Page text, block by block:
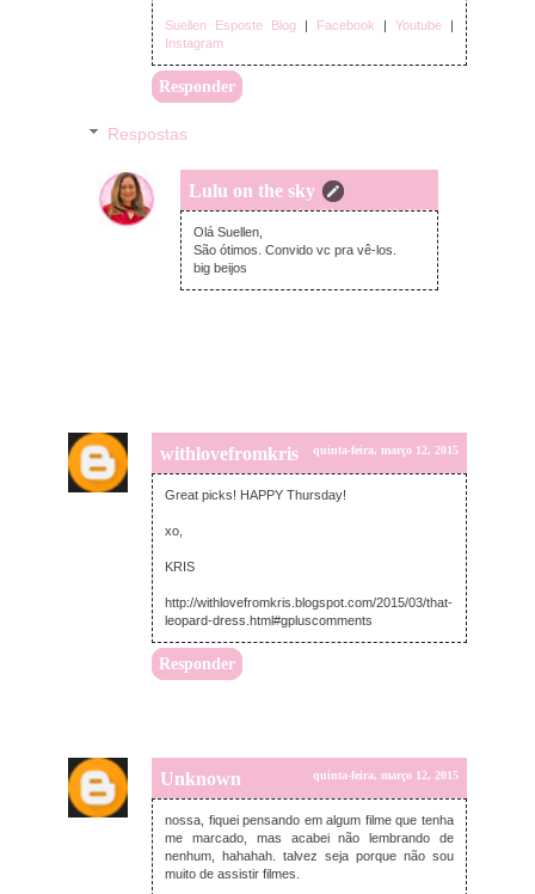
Suellen Esposte Blog | Facebook | Youtube |
Instagram
Responder
Respostas
Lulu on the sky
quinta-feira, março 12, 2015
Olá Suellen,
São ótimos. Convido vc pra vê-los.
big beijos
withlovefromkris quinta-feira, março 12, 2015
Great picks! HAPPY Thursday!
xo,
KRIS
http://withlovefromkris.blogspot.com/2015/03/that-
leopard-dress.html#gpluscomments
Responder
Unknown quinta-feira, março 12, 2015
nossa, fiquei pensando em algum filme que tenha
me marcado, mas acabei não lembrando de
nenhum, hahahah. talvez seja porque não sou
muito de assistir filmes.